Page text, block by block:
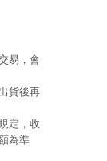
易，會
貨後再
定，收
為準